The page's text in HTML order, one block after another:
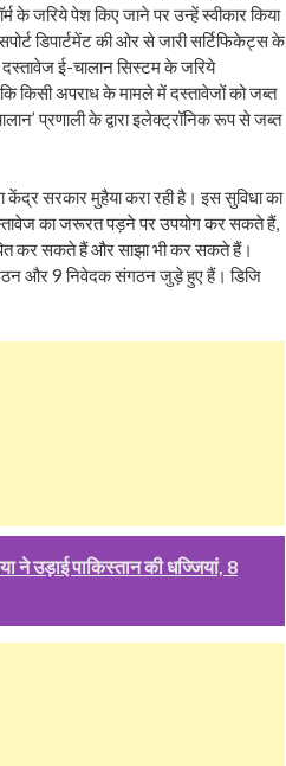
के जरिये पेश किए जाने पर उन्हें स्वीकार किया
डिपार्टमेंट की ओर से जारी सर्टिफिकेट्स के
दस्तावेज ई-चालान सिस्टम के जरिये
किसी अपराध के मामले में दस्तावेजों को जब्त
प्रणाली के द्वारा इलेक्ट्रॉनिक रूप से जब्त
सरकार मुहैया करा रही है। इस सुविधा का
का जरूरत पड़ने पर उपयोग कर सकते हैं,
कर सकते हैं और साझा भी कर सकते हैं।
और 9 निवेदक संगठन जुड़े हुए हैं। डिजि
ने उड़ाई पाकिस्‍तान की धज्जियां, 8